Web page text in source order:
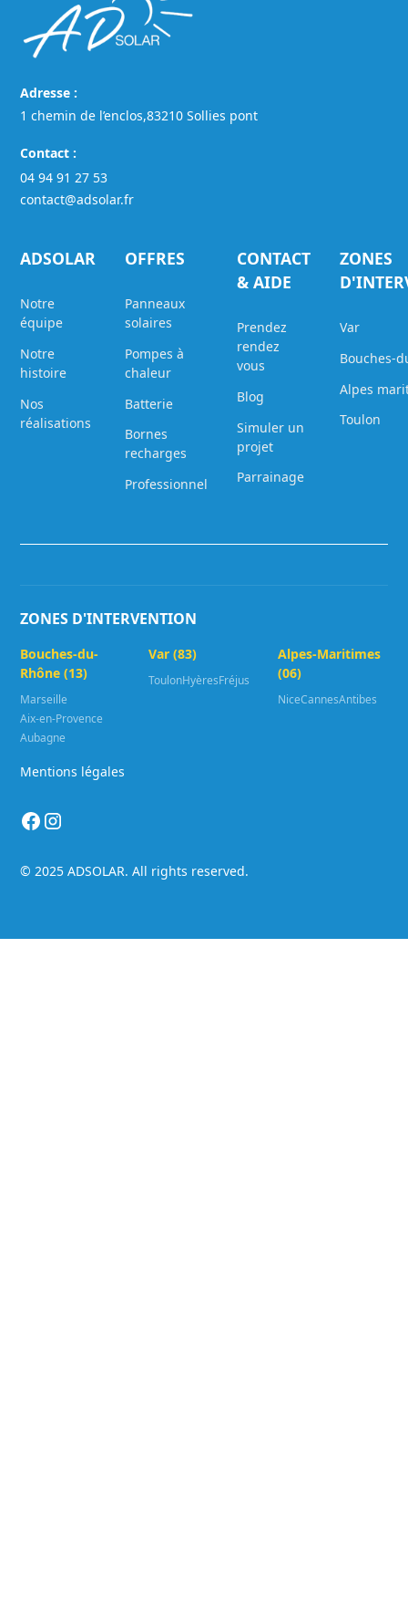
Adresse :
1 chemin de l’enclos,83210 Sollies pont
Contact :
04 94 91 27 53
contact@adsolar.fr
ADSOLAR
Notre
équipe
Notre
histoire
Nos
réalisations
OFFRES
Panneaux
solaires
Pompes à
chaleur
Batterie
Bornes
recharges
Professionnel
CONTACT
& AIDE
Prendez
rendez
vous
Blog
Simuler un
projet
Parrainage
ZONES
Var
Bouches-
Alpes
Toulon
ZONES D'INTERVENTION
Bouches-du-
Rhône (13)
Marseille
Aix-en-Provence
Aubagne
Var (83)
ToulonHyèresFréjus
Alpes-Maritimes
(06)
NiceCannesAntibes
© 2025 ADSOLAR. All rights reserved.
Mentions légales